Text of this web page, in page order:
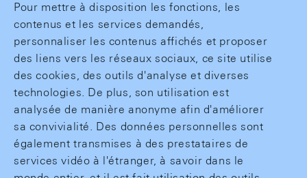
Pour mettre à disposition les fonctions, les
contenus et les services demandés,
personnaliser les contenus affichés et proposer
des liens vers les réseaux sociaux, ce site utilise
des cookies, des outils d'analyse et diverses
technologies. De plus, son utilisation est
analysée de manière anonyme afin d'améliorer
sa convivialité. Des données personnelles sont
également transmises à des prestataires de
services vidéo à l'étranger, à savoir dans le